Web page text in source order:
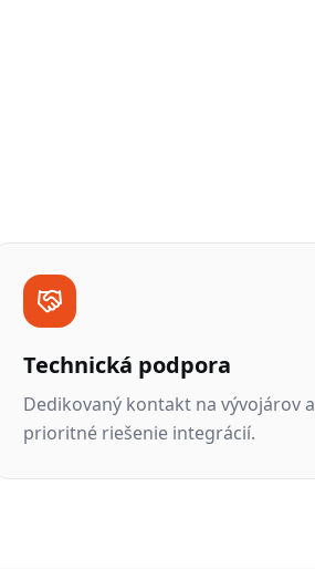
Technická podpora
Dedikovaný kontakt na vývojárov a
prioritné riešenie integrácií.